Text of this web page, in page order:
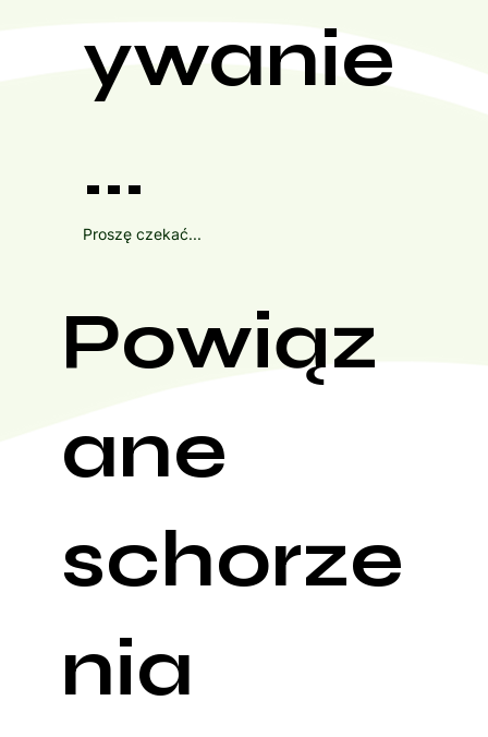
ywanie
...
Proszę czekać...
Powiąz
ane
schorze
nia